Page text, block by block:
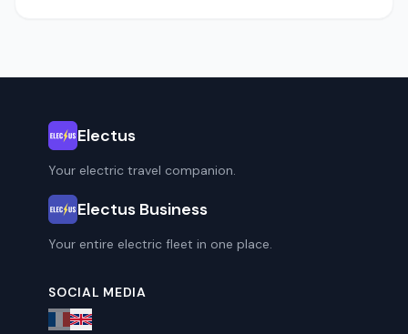
Electus
Your electric travel companion.
Electus Business
Your entire electric fleet in one place.
SOCIAL MEDIA